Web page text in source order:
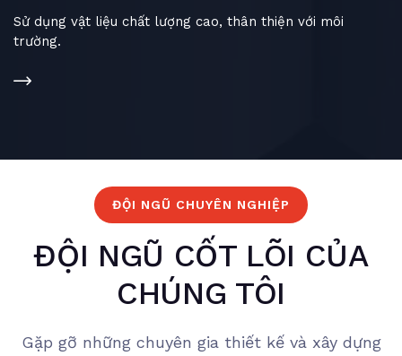
Sử dụng vật liệu chất lượng cao, thân thiện với môi
trường.
ĐỘI NGŨ CHUYÊN NGHIỆP
ĐỘI NGŨ CỐT LÕI CỦA
CHÚNG TÔI
Gặp gỡ những chuyên gia thiết kế và xây dựng